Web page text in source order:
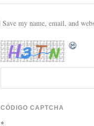
Save my name, email, and
CÓDIGO CAPTCHA
*